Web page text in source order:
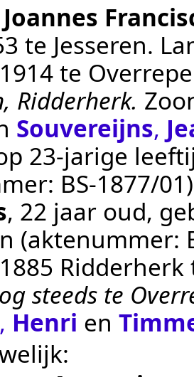
Joannes
te Jesseren.
te
Ridderherk.
Souvereijns,
23-jarige
BS-1877/01
, 22 jaar oud,
(aktenummer:
steeds te
, Henri en